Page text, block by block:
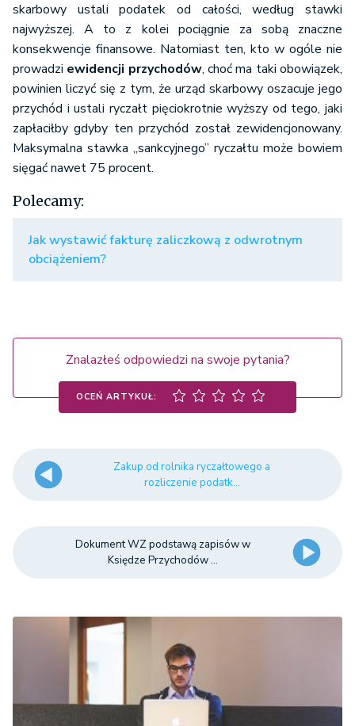
skarbowy ustali podatek od całości, według stawki
najwyższej. A to z kolei pociągnie za sobą znaczne
konsekwencje finansowe. Natomiast ten, kto w ogóle nie
prowadzi ewidencji przychodów, choć ma taki obowiązek,
powinien liczyć się z tym, że urząd skarbowy oszacuje jego
przychód i ustali ryczałt pięciokrotnie wyższy od tego, jaki
zapłaciłby gdyby ten przychód został zewidencjonowany.
Maksymalna stawka „sankcyjnego” ryczałtu może bowiem
sięgać nawet 75 procent.
Polecamy:
Jak wystawić fakturę zaliczkową z odwrotnym
obciążeniem?
Znalazłeś odpowiedzi na swoje pytania?
OCEŃ ARTYKUŁ:
Zakup od rolnika ryczałtowego a
rozliczenie podatk...
Dokument WZ podstawą zapisów w
Księdze Przychodów ...